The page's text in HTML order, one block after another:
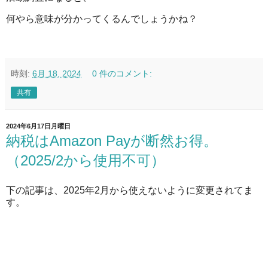
何やら意味が分かってくるんでしょうかね？
時刻: 6月 18, 2024 0 件のコメント:
共有
2024年6月17日月曜日
納税はAmazon Payが断然お得。
（2025/2から使用不可）
下の記事は、2025年2月から使えないように変更されてま
す。